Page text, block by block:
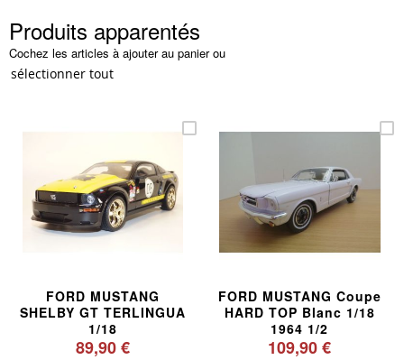
Produits apparentés
Cochez les articles à ajouter au panier ou
sélectionner tout
FORD MUSTANG
SHELBY GT TERLINGUA
1/18
89,90 €
FORD MUSTANG Coupe
HARD TOP Blanc 1/18
1964 1/2
109,90 €